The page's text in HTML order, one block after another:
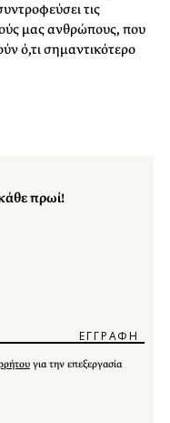
τις
μας ανθρώπους, που
ό,τι σημαντικότερο
πρωί!
για την επεξεργασία